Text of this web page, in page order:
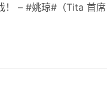
！ – #姚琼#（Tita 首